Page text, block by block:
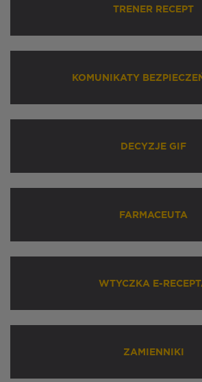
TRENER RECEPT
KOMUNIKATY
DECYZJE GIF
FARMACEUTA
WTYCZKA E-
ZAMIENNIKI